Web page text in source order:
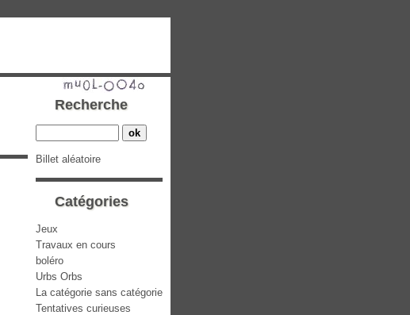
Recherche
Billet aléatoire
Catégories
Jeux
Travaux en cours
boléro
Urbs Orbs
La catégorie sans catégorie
Tentatives curieuses